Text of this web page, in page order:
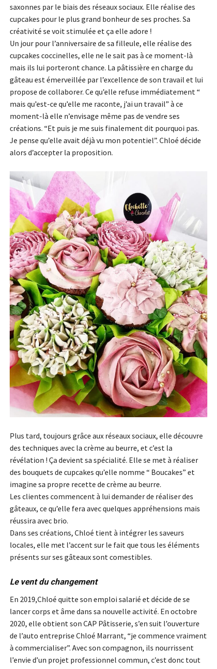
saxonnes par le biais des réseaux sociaux. Elle réalise des
cupcakes pour le plus grand bonheur de ses proches. Sa
créativité se voit stimulée et ça elle adore !
Un jour pour l’anniversaire de sa filleule, elle réalise des
cupcakes coccinelles, elle ne le sait pas à ce moment-là
mais ils lui porteront chance. La pâtissière en charge du
gâteau est émerveillée par l’excellence de son travail et lui
propose de collaborer. Ce qu’elle refuse immédiatement “
mais qu’est-ce qu’elle me raconte, j’ai un travail” à ce
moment-là elle n’envisage même pas de vendre ses
créations. “Et puis je me suis finalement dit pourquoi pas.
Je pense qu’elle avait déjà vu mon potentiel”. Chloé décide
alors d’accepter la proposition.
Plus tard, toujours grâce aux réseaux sociaux, elle découvre
des techniques avec la crème au beurre, et c’est la
révélation ! Ça devient sa spécialité. Elle se met à réaliser
des bouquets de cupcakes qu’elle nomme “ Boucakes” et
imagine sa propre recette de crème au beurre.
Les clientes commencent à lui demander de réaliser des
gâteaux, ce qu’elle fera avec quelques appréhensions mais
réussira avec brio.
Dans ses créations, Chloé tient à intégrer les saveurs
locales, elle met l’accent sur le fait que tous les éléments
présents sur ses gâteaux sont comestibles.
Le vent du changement
En 2019,Chloé quitte son emploi salarié et décide de se
lancer corps et âme dans sa nouvelle activité. En octobre
2020, elle obtient son CAP Pâtisserie, s’en suit l’ouverture
de l’auto entreprise Chloé Marrant, “je commence vraiment
à commercialiser”. Avec son compagnon, ils nourrissent
l’envie d’un projet professionnel commun, c’est donc tout